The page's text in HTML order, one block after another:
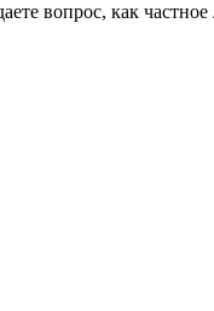
вопрос, как